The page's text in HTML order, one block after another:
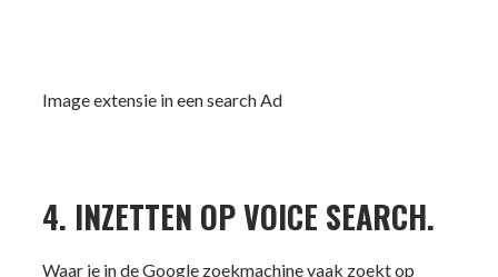
Image extensie in een search Ad
4. INZETTEN OP VOICE SEARCH.
Waar je in de Google zoekmachine vaak zoekt op